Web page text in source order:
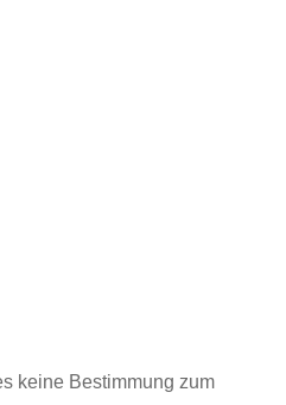
keine Bestimmung zum